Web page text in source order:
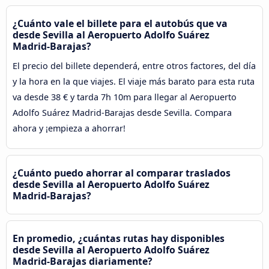
¿Cuánto vale el billete para el autobús que va
desde Sevilla al Aeropuerto Adolfo Suárez
Madrid-Barajas?
El precio del billete dependerá, entre otros factores, del día
y la hora en la que viajes. El viaje más barato para esta ruta
va desde 38 € y tarda 7h 10m para llegar al Aeropuerto
Adolfo Suárez Madrid-Barajas desde Sevilla. Compara
ahora y ¡empieza a ahorrar!
¿Cuánto puedo ahorrar al comparar traslados
desde Sevilla al Aeropuerto Adolfo Suárez
Madrid-Barajas?
En promedio, ¿cuántas rutas hay disponibles
desde Sevilla al Aeropuerto Adolfo Suárez
Madrid-Barajas diariamente?